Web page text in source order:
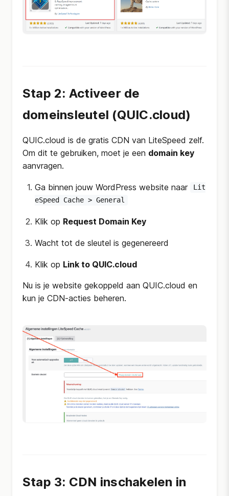
Stap 2: Activeer de
domeinsleutel (QUIC.cloud)
QUIC.cloud is de gratis CDN van LiteSpeed zelf.
Om dit te gebruiken, moet je een domain key
aanvragen.
Ga binnen jouw WordPress website naar
Lit
eSpeed Cache > General
Klik op Request Domain Key
Wacht tot de sleutel is gegenereerd
Klik op Link to QUIC.cloud
Nu is je website gekoppeld aan QUIC.cloud en
kun je CDN-acties beheren.
Stap 3: CDN inschakelen in